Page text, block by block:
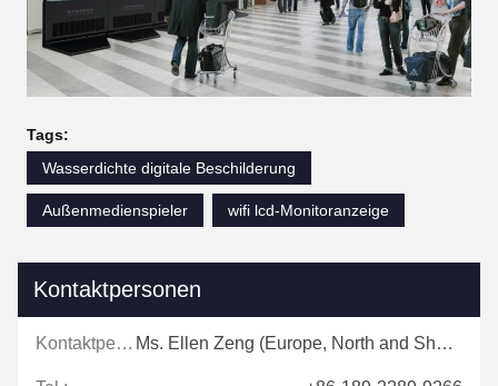
Tags:
Wasserdichte digitale Beschilderung
Außenmedienspieler wifi lcd-Monitoranzeige
Kontaktpersonen
Kontaktpersonen: Ms. Ellen Zeng (Europe, North and Shouth America)